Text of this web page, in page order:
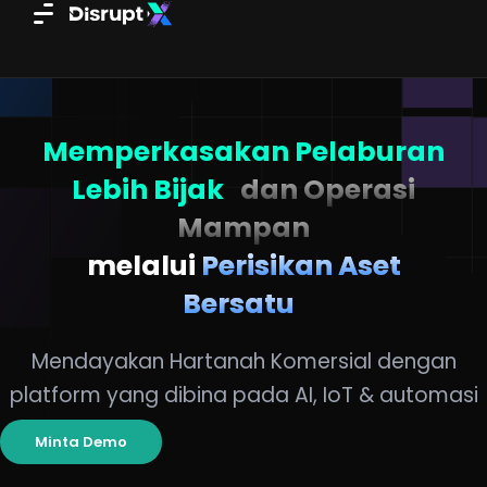
Memperkasakan Pelaburan
Lebih Bijak dan Operasi
Mampan
melalui Perisikan Aset
Bersatu
Mendayakan Hartanah Komersial dengan
platform yang dibina pada AI, IoT & automasi
Minta Demo